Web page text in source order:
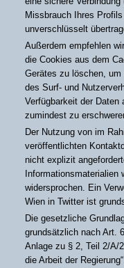
Missbrauch Ihres
unverschlüsselt
Außerdem empfehlen
die Cookies aus dem
Gerätes zu löschen,
des Surf- und
Verfügbarkeit der Daten
zumindest zu
Der Nutzung von im
veröffentlichten
nicht explizit
Informationsmaterialien
widersprochen. Ein
Wien in Twitter ist
Die gesetzliche
grundsätzlich nach Art.
Anlage zu § 2, Teil 2/A/
die Arbeit der